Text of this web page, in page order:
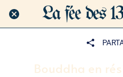
La fée des
Bouddha en